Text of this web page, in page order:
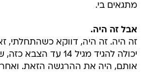
מתגאים בי.
אבל זה היה.
זה היה. זה היה, דווקא כשהתחלתי,
יכולה להגיד מגיל 14 עד
אותם, היה את ההרגשה הזאת.